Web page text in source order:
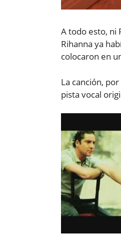
A todo esto, ni
Rihanna ya
colocaron en
La canción,
pista vocal